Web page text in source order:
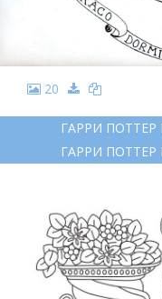
20
ГАРРИ ПОТТЕР
ГАРРИ ПОТТЕР